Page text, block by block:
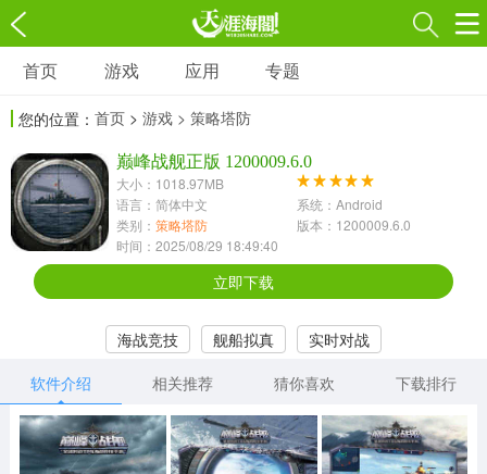
游戏
3697款应用
1597款应用
休闲益智
13387款应用
2196款应用
冒险解谜
1072款应用
418款应用
568款应用
音乐舞蹈
269款应用
2716款应用
515款应用
首页 游戏 应用 专题
您的位置： 首页 > 游戏 > 策略塔防
巅峰战舰正版 1200009.6.0
大小：1018.97MB
语言：简体中文
系统：Android
类别： 策略塔防
版本：1200009.6.0
时间：2025/08/29 18:49:40
立即下载
海战竞技 舰船拟真
实时对战
软件介绍
相关推荐 猜你喜欢 下载排行